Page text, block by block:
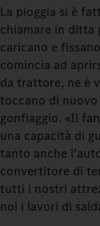
La pioggia si è
chiamare in ditta
caricano e
comincia ad
da trattore, ne è
toccano di
gonfiaggio. «Il
una capacità di
tanto anche
convertitore di
tutti i nostri
noi i lavori di